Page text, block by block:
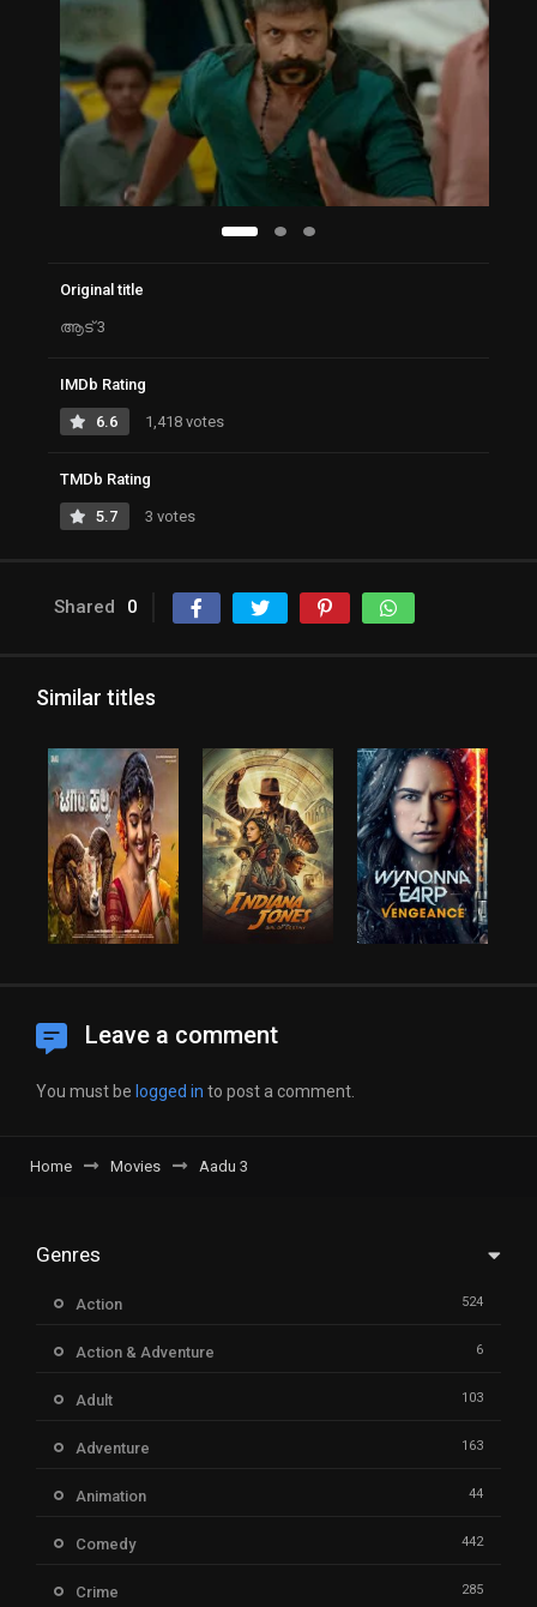
Original title
ആട് 3
IMDb Rating
6.6 1,418 votes
TMDb Rating
5.7 3 votes
Shared 0
Similar titles
Leave a comment
You must be logged in to post a comment.
Home Movies Aadu 3
Genres
Action 524
Action & Adventure 6
Adult 103
Adventure 163
Animation 44
Comedy 442
Crime 285